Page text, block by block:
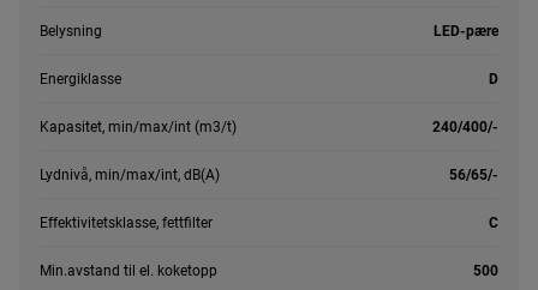
Belysning LED-pære
Energiklasse D
Kapasitet, min/max/int (m3/t) 240/400/-
Lydnivå, min/max/int, dB(A) 56/65/-
Effektivitetsklasse, fettfilter C
Min.avstand til el. koketopp 500